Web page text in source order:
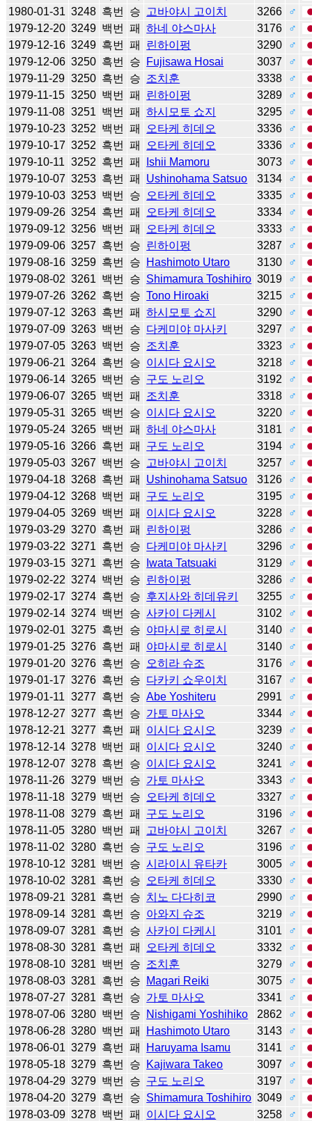
1980-01-31 3248 흑번 승 고바야시 고이치 3266
♂
1979-12-20 3249 백번 패 하네 야스마사 3176
♂
1979-12-16 3249 흑번 패 린하이펑 3290
♂
1979-12-06 3250 흑번 승 Fujisawa Hosai 3037
♂
1979-11-29 3250 흑번 승 조치훈 3338
♂
1979-11-15 3250 백번 패 린하이펑 3289
♂
1979-11-08 3251 백번 패 하시모토 쇼지 3295
♂
1979-10-23 3252 백번 패 오타케 히데오 3336
♂
1979-10-17 3252 흑번 패 오타케 히데오 3336
♂
1979-10-11 3252 흑번 패 Ishii Mamoru 3073
♂
1979-10-07 3253 흑번 패 Ushinohama Satsuo 3134
♂
1979-10-03 3253 백번 승 오타케 히데오 3335
♂
1979-09-26 3254 흑번 패 오타케 히데오 3334
♂
1979-09-12 3256 백번 패 오타케 히데오 3333
♂
1979-09-06 3257 흑번 승 린하이펑 3287
♂
1979-08-16 3259 흑번 승 Hashimoto Utaro 3130
♂
1979-08-02 3261 백번 승 Shimamura Toshihiro 3019
♂
1979-07-26 3262 흑번 승 Tono Hiroaki 3215
♂
1979-07-12 3263 흑번 패 하시모토 쇼지 3290
♂
1979-07-09 3263 백번 승 다케미야 마사키 3297
♂
1979-07-05 3263 백번 승 조치훈 3323
♂
1979-06-21 3264 흑번 승 이시다 요시오 3218
♂
1979-06-14 3265 백번 승 구도 노리오 3192
♂
1979-06-07 3265 백번 패 조치훈 3318
♂
1979-05-31 3265 백번 승 이시다 요시오 3220
♂
1979-05-24 3265 백번 패 하네 야스마사 3181
♂
1979-05-16 3266 흑번 패 구도 노리오 3194
♂
1979-05-03 3267 백번 승 고바야시 고이치 3257
♂
1979-04-18 3268 흑번 패 Ushinohama Satsuo 3126
♂
1979-04-12 3268 백번 패 구도 노리오 3195
♂
1979-04-05 3269 백번 패 이시다 요시오 3228
♂
1979-03-29 3270 흑번 패 린하이펑 3286
♂
1979-03-22 3271 흑번 승 다케미야 마사키 3296
♂
1979-03-15 3271 흑번 승 Iwata Tatsuaki 3129
♂
1979-02-22 3274 백번 승 린하이펑 3286
♂
1979-02-17 3274 흑번 승 후지사와 히데유키 3255
♂
1979-02-14 3274 백번 승 사카이 다케시 3102
♂
1979-02-01 3275 흑번 승 야마시로 히로시 3140
♂
1979-01-25 3276 흑번 패 야마시로 히로시 3140
♂
1979-01-20 3276 흑번 승 오히라 슈조 3176
♂
1979-01-17 3276 흑번 승 다카키 쇼우이치 3167
♂
1979-01-11 3277 흑번 승 Abe Yoshiteru 2991
♂
1978-12-27 3277 흑번 승 가토 마사오 3344
♂
1978-12-21 3277 흑번 패 이시다 요시오 3239
♂
1978-12-14 3278 백번 패 이시다 요시오 3240
♂
1978-12-07 3278 흑번 승 이시다 요시오 3241
♂
1978-11-26 3279 백번 승 가토 마사오 3343
♂
1978-11-18 3279 백번 승 오타케 히데오 3327
♂
1978-11-08 3279 흑번 패 구도 노리오 3196
♂
1978-11-05 3280 백번 패 고바야시 고이치 3267
♂
1978-11-02 3280 흑번 승 구도 노리오 3196
♂
1978-10-12 3281 백번 승 시라이시 유타카 3005
♂
1978-10-02 3281 흑번 승 오타케 히데오 3330
♂
1978-09-21 3281 흑번 승 치노 다다히코 2990
♂
1978-09-14 3281 흑번 승 아와지 슈조 3219
♂
1978-09-07 3281 흑번 승 사카이 다케시 3101
♂
1978-08-30 3281 흑번 패 오타케 히데오 3332
♂
1978-08-10 3281 백번 승 조치훈 3279
♂
1978-08-03 3281 흑번 승 Magari Reiki 3075
♂
1978-07-27 3281 흑번 승 가토 마사오 3341
♂
1978-07-06 3280 백번 승 Nishigami Yoshihiko 2862
♂
1978-06-28 3280 백번 패 Hashimoto Utaro 3143
♂
1978-06-01 3279 흑번 패 Haruyama Isamu 3141
♂
1978-05-18 3279 흑번 승 Kajiwara Takeo 3097
♂
1978-04-29 3279 백번 승 구도 노리오 3197
♂
1978-04-20 3279 흑번 승 Shimamura Toshihiro 3049
♂
1978-03-09 3278 백번 패 이시다 요시오 3258
♂